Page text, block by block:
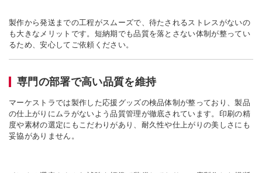
製作から発送までの工程がスムーズで、待たされるストレスがないの
も大きなメリットです。短納期でも品質を落とさない体制が整ってい
るため、安心してご依頼ください。
専門の部署で高い品質を維持
マーケストラでは製作した応援グッズの検品体制が整っており、製品
の仕上がりにムラがないよう品質管理が徹底されています。印刷の精
度や素材の選定にもこだわりがあり、耐久性や仕上がりの美しさにも
妥協がありません。